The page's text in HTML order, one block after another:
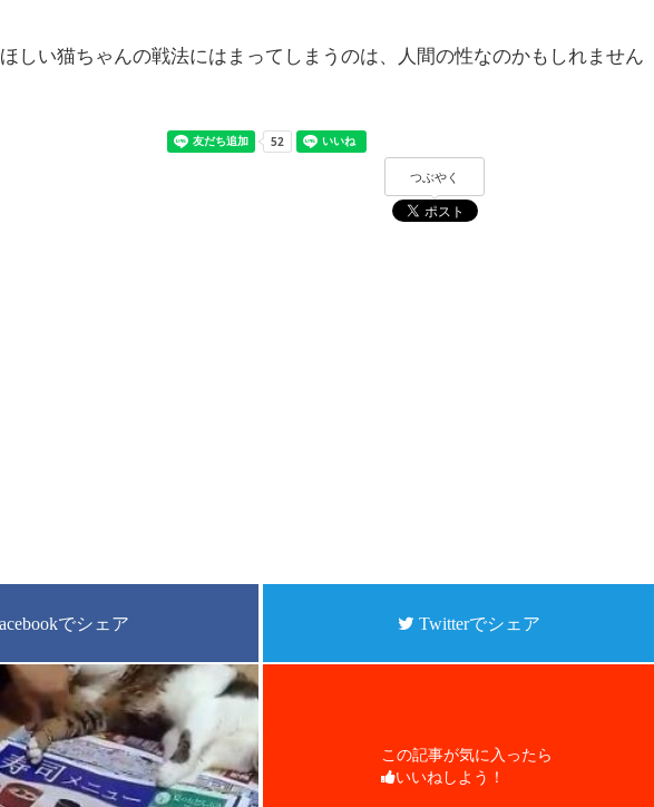
しい猫ちゃんの戦法にはまってしまうのは、人間の性なのかもしれません
つぶやく
でシェア Twitterでシェア
この記事が気に入ったら
いいねしよう！